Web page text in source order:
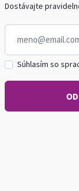
Dostávajte
Súhlasím so